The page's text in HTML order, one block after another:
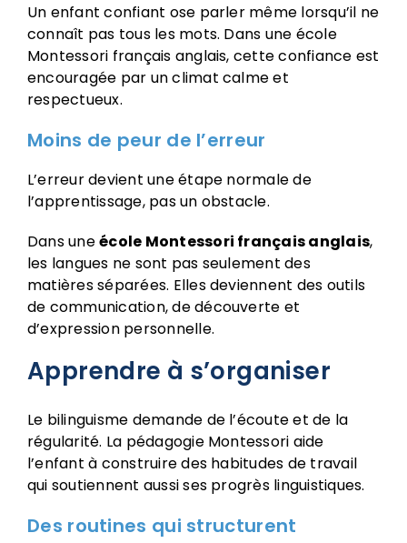
Un enfant confiant ose parler même lorsqu’il ne
connaît pas tous les mots. Dans une école
Montessori français anglais, cette confiance est
encouragée par un climat calme et
respectueux.
Moins de peur de l’erreur
L’erreur devient une étape normale de
l’apprentissage, pas un obstacle.
Dans uneécole Montessori français anglais,
les langues ne sont pas seulement des
matières séparées. Elles deviennent des outils
de communication, de découverte et
d’expression personnelle.
Apprendre à s’organiser
Le bilinguisme demande de l’écoute et de la
régularité. La pédagogie Montessori aide
l’enfant à construire des habitudes de travail
qui soutiennent aussi ses progrès linguistiques.
Des routines qui structurent